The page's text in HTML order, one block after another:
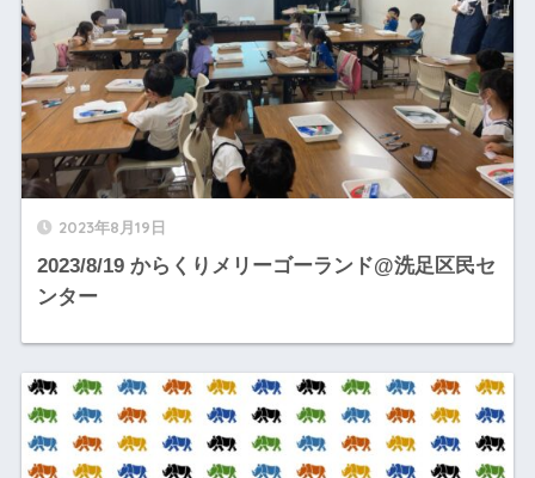
2023年8月19日
2023/8/19 からくりメリーゴーランド@洗足区民セ
ンター